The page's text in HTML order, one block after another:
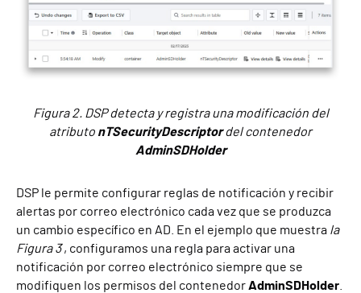
Figura 2. DSP detecta y registra una modificación del
atributo nTSecurityDescriptordel contenedor
AdminSDHolder
DSP le permite configurar reglas de notificación y recibir
alertas por correo electrónico cada vez que se produzca
un cambio específico en AD. En el ejemplo que muestra la
Figura 3, configuramos una regla para activar una
notificación por correo electrónico siempre que se
modifiquen los permisos del contenedorAdminSDHolder